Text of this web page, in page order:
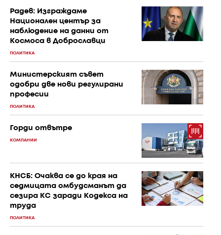
Радев: Изграждаме
Национален център за
наблюдение на данни от
Космоса в Доброславци
ПОЛИТИКА
Министерският съвет
одобри две нови регулирани
професии
ПОЛИТИКА
Горди отвътре
КОМПАНИИ
КНСБ: Очаква се до края на
седмицата омбудсманът да
сезира КС заради Кодекса на
труда
ПОЛИТИКА